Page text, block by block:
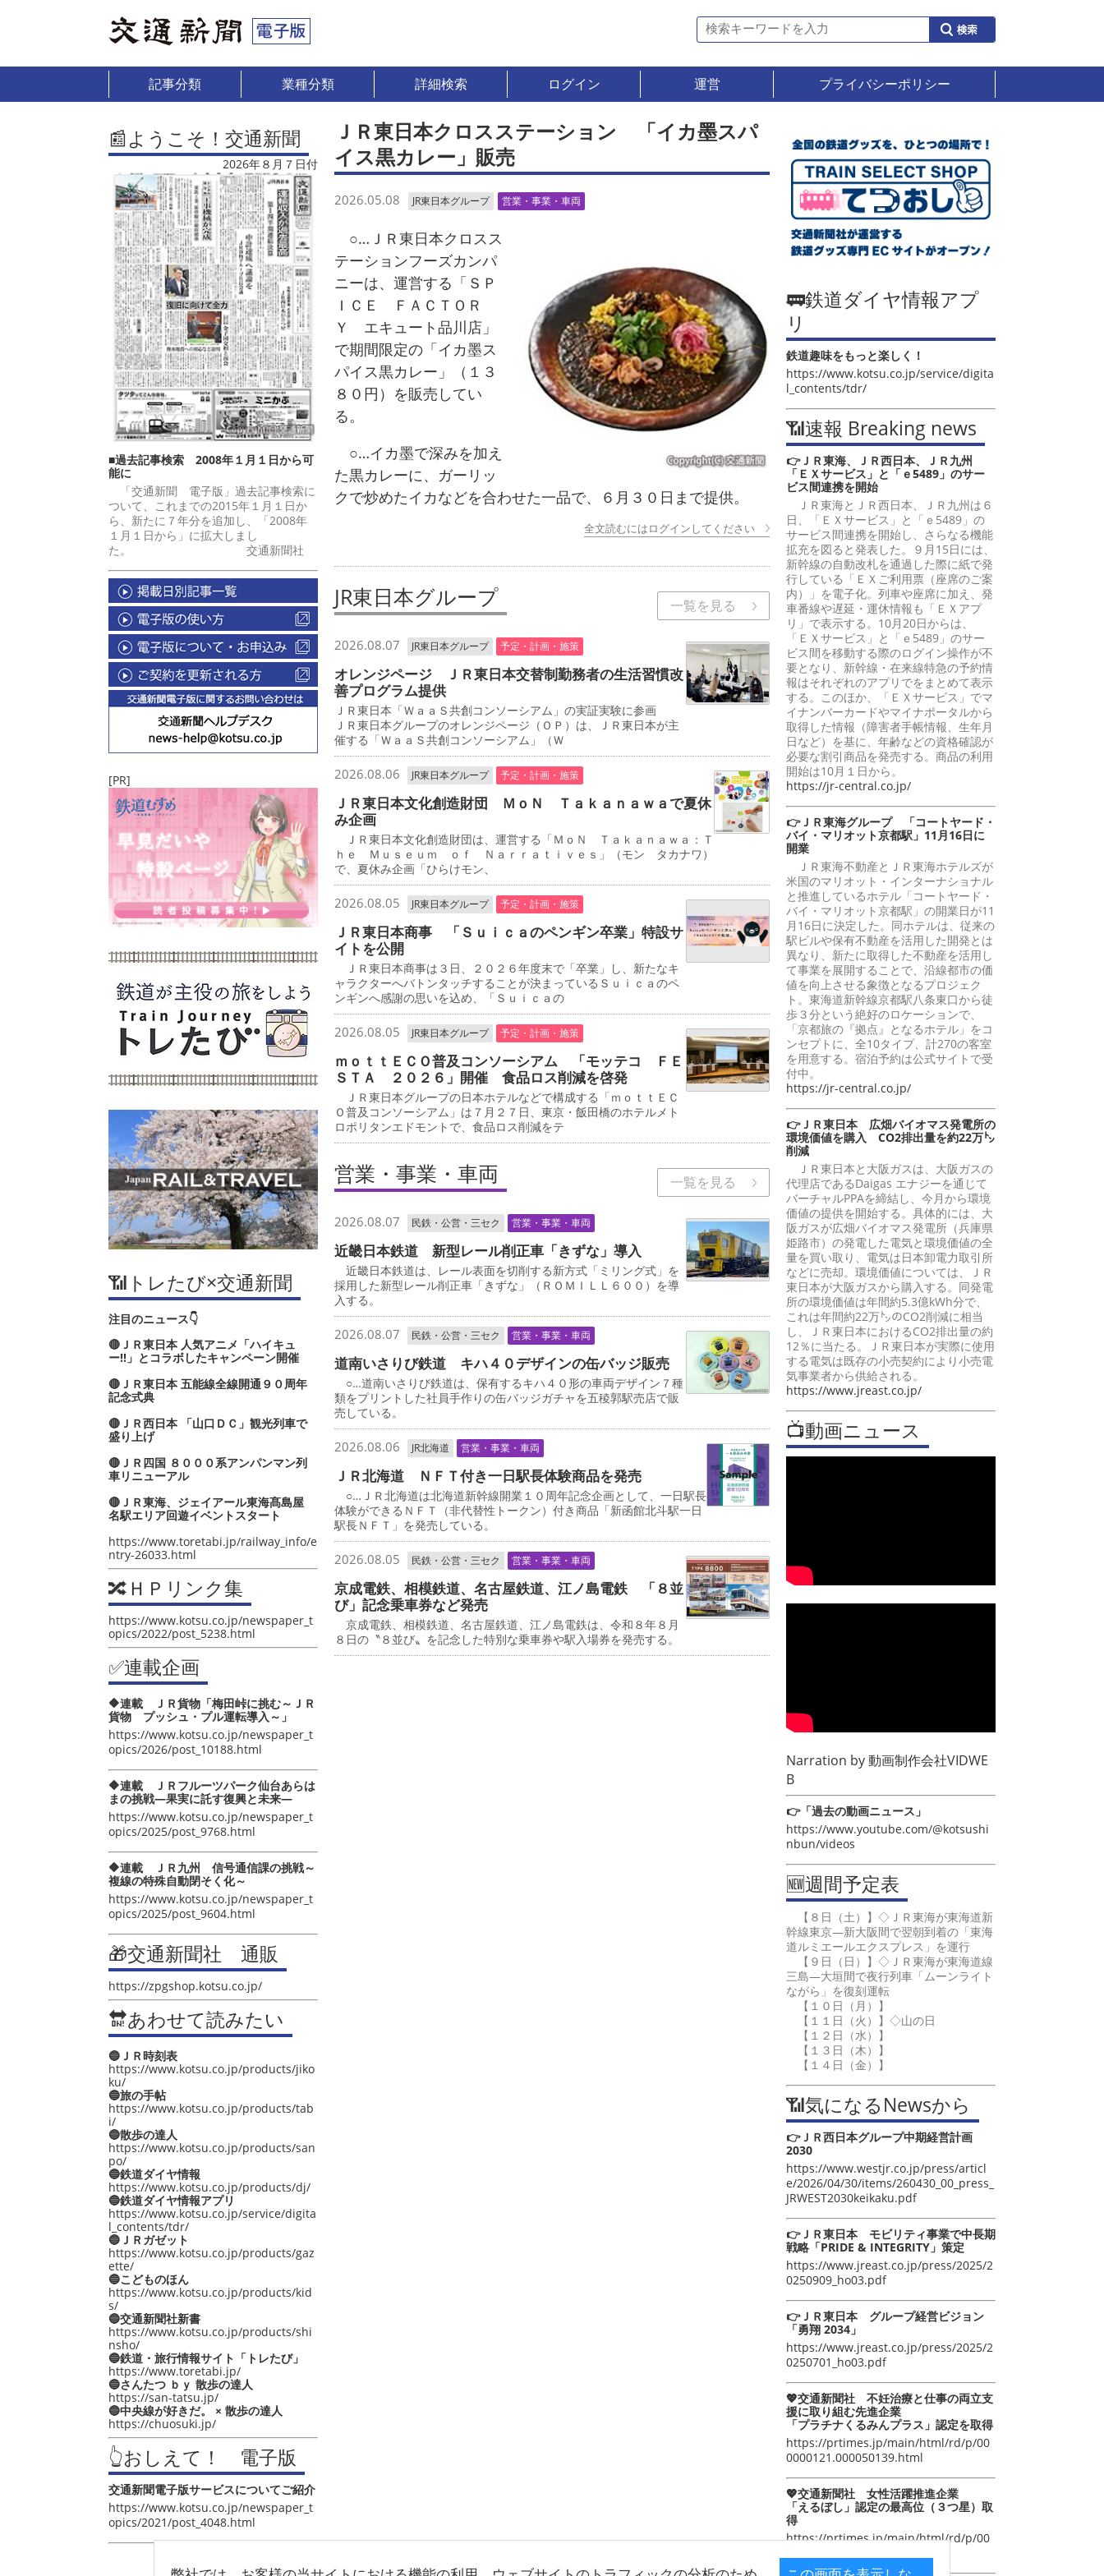
記事分類 業種分類 詳細検索 ログイン 運営 プライバシーポリシー
📰ようこそ！交通新聞
2026年８月７日付
■過去記事検索 2008年１月１日から可
能に
「交通新聞 電子版」過去記事検索に
ついて、これまでの2015年１月１日か
ら、新たに７年分を追加し、「2008年
１月１日から」に拡大しまし
た。 交通新聞社
[PR]
📶トレたび×交通新聞
注目のニュース👇
🔴ＪＲ東日本 人気アニメ「ハイキュ
ー‼」とコラボしたキャンペーン開催
🔴ＪＲ東日本 五能線全線開通９０周年
記念式典
🔴ＪＲ西日本 「山口ＤＣ」観光列車で
盛り上げ
🔴ＪＲ四国 ８０００系アンパンマン列
車リニューアル
🔴ＪＲ東海、ジェイアール東海髙島屋
名駅エリア回遊イベントスタート
https://www.toretabi.jp/railway_info/e
ntry-26033.html
🔀ＨＰリンク集
https://www.kotsu.co.jp/newspaper_t
opics/2022/post_5238.html
✅連載企画
🔶連載 ＪＲ貨物「梅田峠に挑む～ＪＲ
貨物 プッシュ・プル運転導入～」
https://www.kotsu.co.jp/newspaper_t
opics/2026/post_10188.html
🔶連載 ＪＲフルーツパーク仙台あらは
まの挑戦―果実に託す復興と未来―
https://www.kotsu.co.jp/newspaper_t
opics/2025/post_9768.html
🔶連載 ＪＲ九州 信号通信課の挑戦～
複線の特殊自動閉そく化～
https://www.kotsu.co.jp/newspaper_t
opics/2025/post_9604.html
🎁交通新聞社 通販
https://zpgshop.kotsu.co.jp/
🔛あわせて読みたい
🔵ＪＲ時刻表
https://www.kotsu.co.jp/products/jiko
ku/
🔵旅の手帖
https://www.kotsu.co.jp/products/tab
i/
🔵散歩の達人
https://www.kotsu.co.jp/products/san
po/
🔵鉄道ダイヤ情報
https://www.kotsu.co.jp/products/dj/
🔵鉄道ダイヤ情報アプリ
https://www.kotsu.co.jp/service/digita
l_contents/tdr/
🔵ＪＲガゼット
https://www.kotsu.co.jp/products/gaz
ette/
🔵こどものほん
https://www.kotsu.co.jp/products/kid
s/
🔵交通新聞社新書
https://www.kotsu.co.jp/products/shi
nsho/
🔵鉄道・旅行情報サイト「トレたび」
https://www.toretabi.jp/
🔵さんたつ ｂｙ 散歩の達人
https://san-tatsu.jp/
🔵中央線が好きだ。 × 散歩の達人
https://chuosuki.jp/
👆おしえて！ 電子版
交通新聞電子版サービスについてご紹介
https://www.kotsu.co.jp/newspaper_t
opics/2021/post_4048.html
ＪＲ東日本クロスステーション 「イカ墨スパ
イス黒カレー」販売
2026.05.08 JR東日本グループ 営業・事業・車両
○…ＪＲ東日本クロスス
テーションフーズカンパ
ニーは、運営する「ＳＰ
ＩＣＥ ＦＡＣＴＯＲ
Ｙ エキュート品川店」
で期間限定の「イカ墨ス
パイス黒カレー」（１３
８０円）を販売してい
る。
○…イカ墨で深みを加え
た黒カレーに、ガーリッ
クで炒めたイカなどを合わせた一品で、６月３０日まで提供。
全文読むにはログインしてください
JR東日本グループ 一覧を見る
2026.08.07 JR東日本グループ 予定・計画・施策
オレンジページ ＪＲ東日本交替制勤務者の生活習慣改
善プログラム提供
ＪＲ東日本「ＷａａＳ共創コンソーシアム」の実証実験に参画
ＪＲ東日本グループのオレンジページ（ＯＰ）は、ＪＲ東日本が主
催する「ＷａａＳ共創コンソーシアム」（Ｗ
2026.08.06 JR東日本グループ 予定・計画・施策
ＪＲ東日本文化創造財団 ＭｏＮ Ｔａｋａｎａｗａで夏休
み企画
ＪＲ東日本文化創造財団は、運営する「ＭｏＮ Ｔａｋａｎａｗａ：Ｔ
ｈｅ Ｍｕｓｅｕｍ ｏｆ Ｎａｒｒａｔｉｖｅｓ」（モン タカナワ）
で、夏休み企画「ひらけモン、
2026.08.05 JR東日本グループ 予定・計画・施策
ＪＲ東日本商事 「Ｓｕｉｃａのペンギン卒業」特設サ
イトを公開
ＪＲ東日本商事は３日、２０２６年度末で「卒業」し、新たなキ
ャラクターへバトンタッチすることが決まっているＳｕｉｃａのペ
ンギンへ感謝の思いを込め、「Ｓｕｉｃａの
2026.08.05 JR東日本グループ 予定・計画・施策
ｍｏｔｔＥＣＯ普及コンソーシアム 「モッテコ ＦＥ
ＳＴＡ ２０２６」開催 食品ロス削減を啓発
ＪＲ東日本グループの日本ホテルなどで構成する「ｍｏｔｔＥＣ
Ｏ普及コンソーシアム」は７月２７日、東京・飯田橋のホテルメト
ロポリタンエドモントで、食品ロス削減をテ
営業・事業・車両 一覧を見る
2026.08.07 民鉄・公営・三セク 営業・事業・車両
近畿日本鉄道 新型レール削正車「きずな」導入
近畿日本鉄道は、レール表面を切削する新方式「ミリング式」を
採用した新型レール削正車「きずな」（ＲＯＭＩＬＬ６００）を導
入する。
2026.08.07 民鉄・公営・三セク 営業・事業・車両
道南いさりび鉄道 キハ４０デザインの缶バッジ販売
○…道南いさりび鉄道は、保有するキハ４０形の車両デザイン７種
類をプリントした社員手作りの缶バッジガチャを五稜郭駅売店で販
売している。
2026.08.06 JR北海道 営業・事業・車両
ＪＲ北海道 ＮＦＴ付き一日駅長体験商品を発売
○…ＪＲ北海道は北海道新幹線開業１０周年記念企画として、一日駅長
体験ができるＮＦＴ（非代替性トークン）付き商品「新函館北斗駅一日
駅長ＮＦＴ」を発売している。
2026.08.05 民鉄・公営・三セク 営業・事業・車両
京成電鉄、相模鉄道、名古屋鉄道、江ノ島電鉄 「８並
び」記念乗車券など発売
京成電鉄、相模鉄道、名古屋鉄道、江ノ島電鉄は、令和８年８月
８日の〝８並び〟を記念した特別な乗車券や駅入場券を発売する。
🚃鉄道ダイヤ情報アプ
リ
鉄道趣味をもっと楽しく！
https://www.kotsu.co.jp/service/digita
l_contents/tdr/
📶速報 Breaking news
👉ＪＲ東海、ＪＲ西日本、ＪＲ九州
「ＥＸサービス」と「ｅ5489」のサー
ビス間連携を開始
ＪＲ東海とＪＲ西日本、ＪＲ九州は６
日、「ＥＸサービス」と「ｅ5489」の
サービス間連携を開始し、さらなる機能
拡充を図ると発表した。９月15日には、
新幹線の自動改札を通過した際に紙で発
行している「ＥＸご利用票（座席のご案
内）」を電子化。列車や座席に加え、発
車番線や遅延・運休情報も「ＥＸアプ
リ」で表示する。10月20日からは、
「ＥＸサービス」と「ｅ5489」のサー
ビス間を移動する際のログイン操作が不
要となり、新幹線・在来線特急の予約情
報はそれぞれのアプリでをまとめて表示
する。このほか、「ＥＸサービス」でマ
イナンバーカードやマイナポータルから
取得した情報（障害者手帳情報、生年月
日など）を基に、年齢などの資格確認が
必要な割引商品を発売する。商品の利用
開始は10月１日から。
https://jr-central.co.jp/
👉ＪＲ東海グループ 「コートヤード・
バイ・マリオット京都駅」11月16日に
開業
ＪＲ東海不動産とＪＲ東海ホテルズが
米国のマリオット・インターナショナル
と推進しているホテル「コートヤード・
バイ・マリオット京都駅」の開業日が11
月16日に決定した。同ホテルは、従来の
駅ビルや保有不動産を活用した開発とは
異なり、新たに取得した不動産を活用し
て事業を展開することで、沿線都市の価
値を向上させる象徴となるプロジェク
ト。東海道新幹線京都駅八条東口から徒
歩３分という絶好のロケーションで、
「京都旅の『拠点』となるホテル」をコ
ンセプトに、全10タイプ、計270の客室
を用意する。宿泊予約は公式サイトで受
付中。
https://jr-central.co.jp/
👉ＪＲ東日本 広畑バイオマス発電所の
環境価値を購入 CO2排出量を約22万㌧
削減
ＪＲ東日本と大阪ガスは、大阪ガスの
代理店であるDaigas エナジーを通じて
バーチャルPPAを締結し、今月から環境
価値の提供を開始する。具体的には、大
阪ガスが広畑バイオマス発電所（兵庫県
姫路市）の発電した電気と環境価値の全
量を買い取り、電気は日本卸電力取引所
などに売却。環境価値については、ＪＲ
東日本が大阪ガスから購入する。同発電
所の環境価値は年間約5.3億kWh分で、
これは年間約22万㌧のCO2削減に相当
し、ＪＲ東日本におけるCO2排出量の約
12％に当たる。ＪＲ東日本が実際に使用
する電気は既存の小売契約により小売電
気事業者から供給される。
https://www.jreast.co.jp/
📺動画ニュース
Narration by動画制作会社VIDWE
B
👉「過去の動画ニュース」
https://www.youtube.com/@kotsushi
nbun/videos
🆕週間予定表
【８日（土）】◇ＪＲ東海が東海道新
幹線東京―新大阪間で翌朝到着の「東海
道ルミエールエクスプレス」を運行
【９日（日）】◇ＪＲ東海が東海道線
三島―大垣間で夜行列車「ムーンライト
ながら」を復刻運転
【１０日（月）】
【１１日（火）】◇山の日
【１２日（水）】
【１３日（木）】
【１４日（金）】
📶気になるNewsから
👉ＪＲ西日本グループ中期経営計画
2030
https://www.westjr.co.jp/press/articl
e/2026/04/30/items/260430_00_press_
JRWEST2030keikaku.pdf
👉ＪＲ東日本 モビリティ事業で中長期
戦略「PRIDE & INTEGRITY」策定
https://www.jreast.co.jp/press/2025/2
0250909_ho03.pdf
👉ＪＲ東日本 グループ経営ビジョン
「勇翔 2034」
https://www.jreast.co.jp/press/2025/2
0250701_ho03.pdf
💖交通新聞社 不妊治療と仕事の両立支
援に取り組む先進企業
「プラチナくるみんプラス」認定を取得
https://prtimes.jp/main/html/rd/p/00
0000121.000050139.html
💖交通新聞社 女性活躍推進企業
「えるぼし」認定の最高位（３つ星）取
得
https://prtimes.jp/main/html/rd/p/00